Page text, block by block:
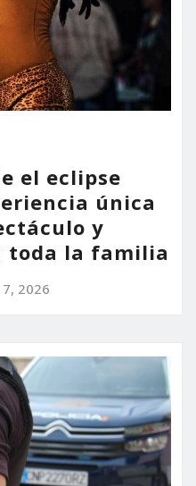
el eclipse
única
y
toda la familia
2026